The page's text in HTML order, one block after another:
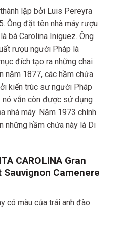
lập bởi Luis Pereyra
Ông đặt tên nhà máy rượu
bà Carolina Iniguez. Ông
rượu người Pháp là
đích tạo ra những chai
năm 1877, các hầm chứa
kiến trúc sư người Pháp
nó vẫn còn được sử dụng
nhà máy. Năm 1973 chính
những hầm chứa này là Di
CAROLINA Gran
Sauvignon Camenere
có màu của trái anh đào